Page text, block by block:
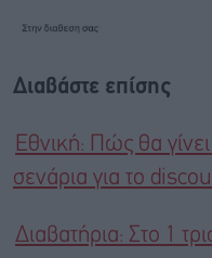
Διαβάστε επίσης
Εθνική: Πώς θα
σενάρια για το
Διαβατήρια: Στο 1